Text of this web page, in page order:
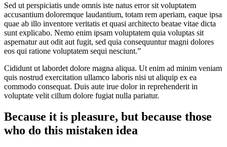
Sed ut perspiciatis unde omnis iste natus error sit voluptatem
accusantium doloremque laudantium, totam rem aperiam, eaque ipsa
quae ab illo inventore veritatis et quasi architecto beatae vitae dicta
sunt explicabo. Nemo enim ipsam voluptatem quia voluptas sit
aspernatur aut odit aut fugit, sed quia consequuntur magni dolores
eos qui ratione voluptatem sequi nesciunt.”
Cididunt ut labordet dolore magna aliqua. Ut enim ad minim veniam
quis nostrud exercitation ullamco laboris nisi ut aliquip ex ea
commodo consequat. Duis aute irue dolor in reprehenderit in
voluptate velit cillum dolore fugiat nulla pariatur.
Because it is pleasure, but because those
who do this mistaken idea